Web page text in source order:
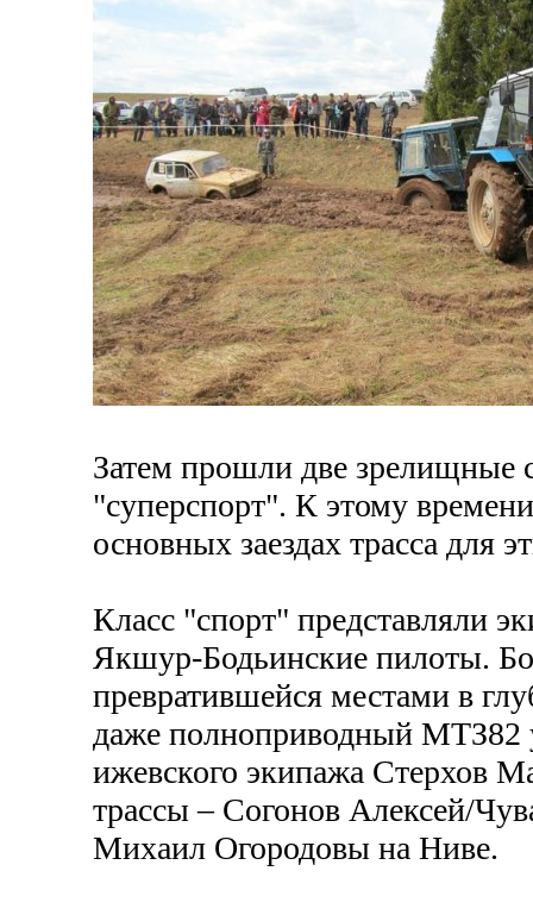
Затем прошли две зрелищные
"суперспорт". К этому
основных заездах трасса для
Класс "спорт" представляли
Якшур-Бодьинские пилоты.
превратившейся местами в
даже полноприводный МТЗ82
ижевского экипажа Стерхов
трассы – Согонов Алексей/
Михаил Огородовы на Ниве.